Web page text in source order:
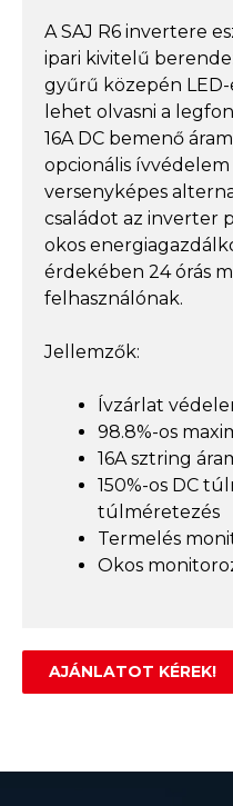
A SAJ R6 invertere
ipari kivitelű
gyűrű közepén
lehet olvasni a
16A DC bemenő
opcionális
versenyképes
családot az inverter
okos
érdekében 24 órás
felhasználónak.
Jellemzők:
Ívzárlat
98.8%-os
16A sztring
150%-os DC
túlméretezés
Termelés
Okos
AJÁNLATOT KÉREK!